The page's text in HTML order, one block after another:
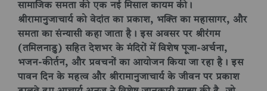
सामाजिक समता की एक नई मिसाल कायम की।
श्रीरामानुजाचार्य को वेदांत का प्रकाश, भक्ति का महासागर, और
समता का संन्यासी कहा जाता है। इस अवसर पर श्रीरंगम
(तमिलनाडु) सहित देशभर के मंदिरों में विशेष पूजा-अर्चना,
भजन-कीर्तन, और प्रवचनों का आयोजन किया जा रहा है। इस
पावन दिन के महत्व और श्रीरामानुजाचार्य के जीवन पर प्रकाश